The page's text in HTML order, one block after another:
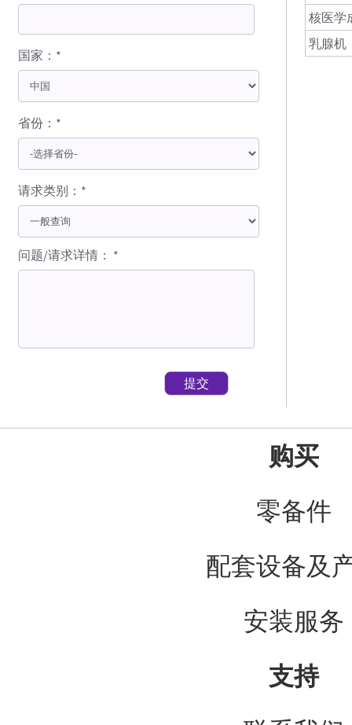
国家：*
省份：*
请求类别：*
问题/请求详情： *
提交
核医学
乳腺机
购买
零备件
配套设备及
安装服务
支持